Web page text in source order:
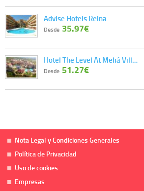
Advise Hotels Reina
Desde 35.97€
Hotel The Level At Meliá Vill…
Desde 51.27€
Nota Legal y Condiciones Generales
Política de Privacidad
Uso de cookies
Empresas